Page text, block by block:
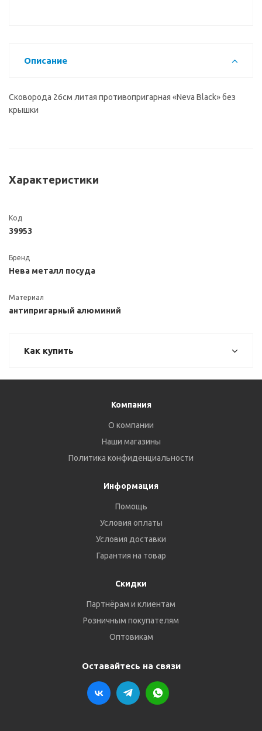
Описание
Сковорода 26см литая противопригарная «Neva Black» без
крышки
Характеристики
Код
39953
Бренд
Нева металл посуда
Материал
антипригарный алюминий
Как купить
Компания
О компании
Наши магазины
Политика конфиденциальности
Информация
Помощь
Условия оплаты
Условия доставки
Гарантия на товар
Скидки
Партнёрам и клиентам
Розничным покупателям
Оптовикам
Оставайтесь на связи